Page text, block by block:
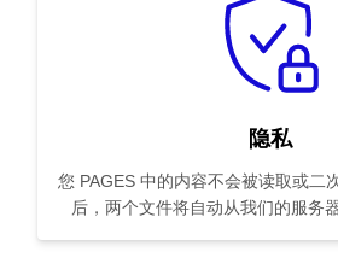
隐私
您 PAGES 中的内容不会被读取或二
后，两个文件将自动从我们的服务